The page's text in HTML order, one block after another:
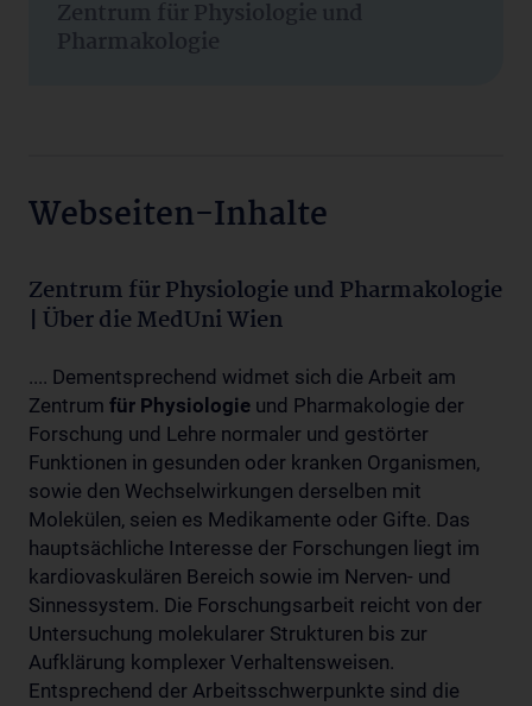
Zentrum für Physiologie und
Pharmakologie
Webseiten-Inhalte
Zentrum für Physiologie und Pharmakologie
| Über die MedUni Wien
.... Dementsprechend widmet sich die Arbeit am
Zentrum für Physiologie und Pharmakologie der
Forschung und Lehre normaler und gestörter
Funktionen in gesunden oder kranken Organismen,
sowie den Wechselwirkungen derselben mit
Molekülen, seien es Medikamente oder Gifte. Das
hauptsächliche Interesse der Forschungen liegt im
kardiovaskulären Bereich sowie im Nerven- und
Sinnessystem. Die Forschungsarbeit reicht von der
Untersuchung molekularer Strukturen bis zur
Aufklärung komplexer Verhaltensweisen.
Entsprechend der Arbeitsschwerpunkte sind die